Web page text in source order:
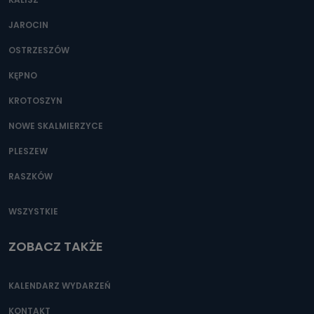
JAROCIN
OSTRZESZÓW
KĘPNO
KROTOSZYN
NOWE SKALMIERZYCE
PLESZEW
RASZKÓW
WSZYSTKIE
ZOBACZ TAKŻE
KALENDARZ WYDARZEŃ
KONTAKT